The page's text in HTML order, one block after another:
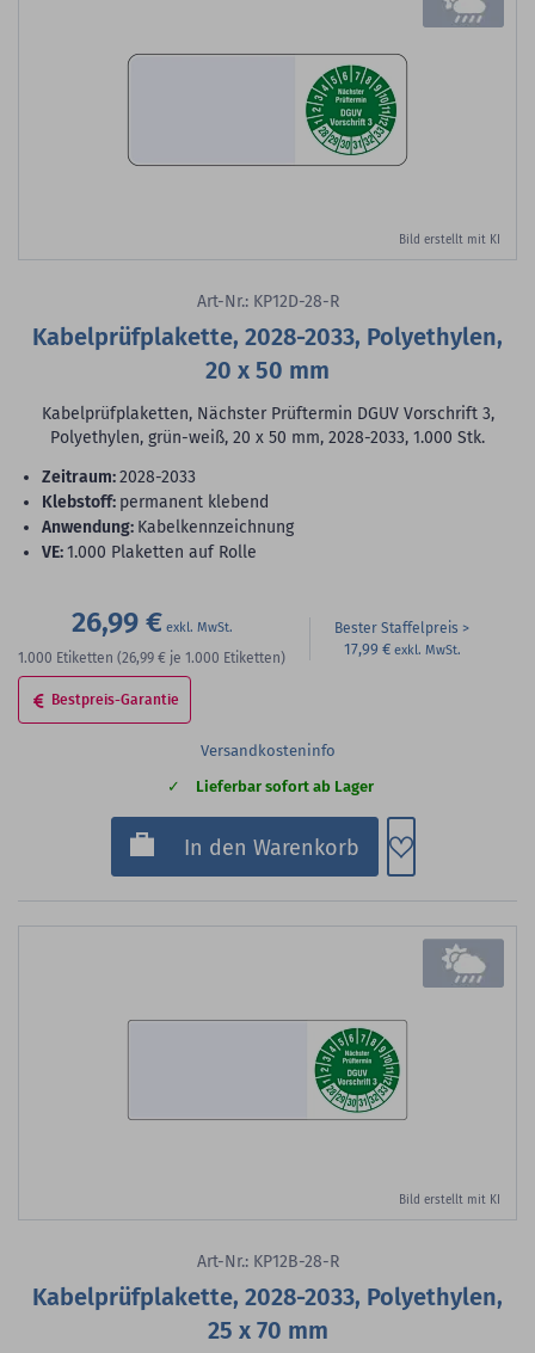
Bild erstellt mit KI
Art-Nr.: KP12D-28-R
Kabelprüfplakette, 2028-2033, Polyethylen,
20 x 50 mm
Kabelprüfplaketten, Nächster Prüftermin DGUV Vorschrift 3,
Polyethylen, grün-weiß, 20 x 50 mm, 2028-2033, 1.000 Stk.
Zeitraum:2028-2033
Klebstoff: permanent klebend
Anwendung: Kabelkennzeichnung
VE:1.000 Plaketten auf Rolle
26,99 €
1.000 Etiketten (26,99 € je 1.000 Etiketten)
Bester Staffelpreis
17,99 €
Bestpreis-Garantie
Versandkosteninfo
Lieferbar sofort ab Lager
In den Warenkorb Zum
Bild erstellt mit KI
Art-Nr.: KP12B-28-R
Kabelprüfplakette, 2028-2033, Polyethylen,
25 x 70 mm